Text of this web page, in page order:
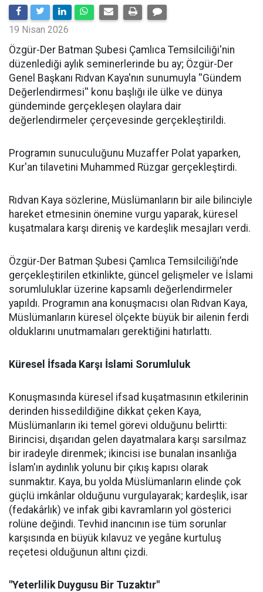
19 Nisan 2026
​Özgür-Der Batman Şubesi Çamlıca Temsilciliği'nin
düzenlediği aylık seminerlerinde bu ay; Özgür-Der
Genel Başkanı Rıdvan Kaya'nın sunumuyla ''Gündem
Değerlendirmesi'' konu başlığı ile ülke ve dünya
gündeminde gerçekleşen olaylara dair
değerlendirmeler çerçevesinde gerçekleştirildi.
Programın sunuculuğunu Muzaffer Polat yaparken,
Kur'an tilavetini Muhammed Rüzgar gerçekleştirdi.
Rıdvan Kaya sözlerine, Müslümanların bir aile bilinciyle
hareket etmesinin önemine vurgu yaparak, küresel
kuşatmalara karşı direniş ve kardeşlik mesajları verdi.
Özgür-Der Batman Şubesi Çamlıca Temsilciliği’nde
gerçekleştirilen etkinlikte, güncel gelişmeler ve İslami
sorumluluklar üzerine kapsamlı değerlendirmeler
yapıldı. Programın ana konuşmacısı olan Rıdvan Kaya,
Müslümanların küresel ölçekte büyük bir ailenin ferdi
olduklarını unutmamaları gerektiğini hatırlattı.
Küresel İfsada Karşı İslami Sorumluluk
Konuşmasında küresel ifsad kuşatmasının etkilerinin
derinden hissedildiğine dikkat çeken Kaya,
Müslümanların iki temel görevi olduğunu belirtti:
Birincisi, dışarıdan gelen dayatmalara karşı sarsılmaz
bir iradeyle direnmek; ikincisi ise bunalan insanlığa
İslam'ın aydınlık yolunu bir çıkış kapısı olarak
sunmaktır. Kaya, bu yolda Müslümanların elinde çok
güçlü imkânlar olduğunu vurgulayarak; kardeşlik, isar
(fedakârlık) ve infak gibi kavramların yol gösterici
rolüne değindi. Tevhid inancının ise tüm sorunlar
karşısında en büyük kılavuz ve yegâne kurtuluş
reçetesi olduğunun altını çizdi.
"Yeterlilik Duygusu Bir Tuzaktır"